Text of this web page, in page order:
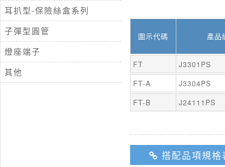
耳扒型-保險絲盒系列
子彈型圓管
燈座端子
其他
圖示代碼 產品
FT
J3301PS
FT-A
J3304PS
FT-B
J24111PS
搭配品項規格